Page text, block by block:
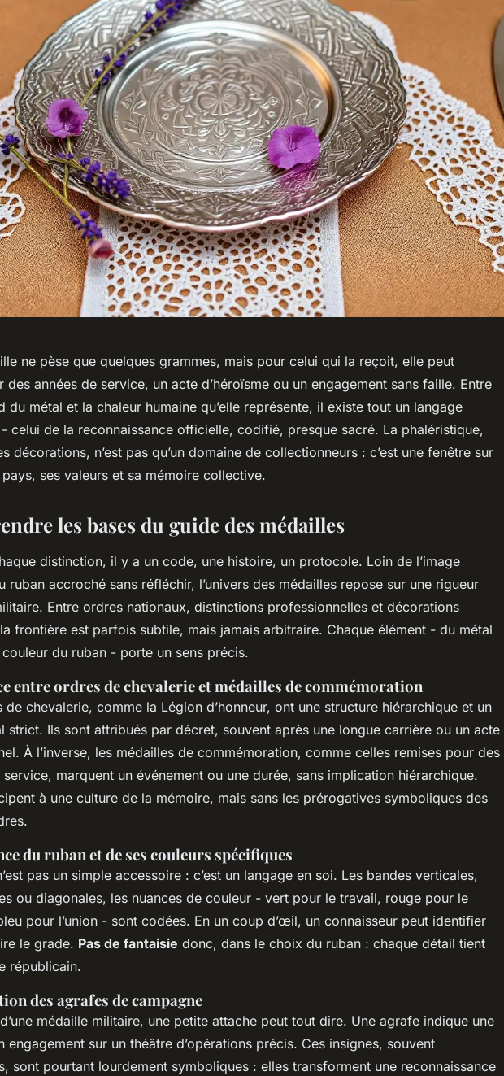
ne pèse que quelques grammes, mais pour celui qui la reçoit, elle peut
des années de service, un acte d’héroïsme ou un engagement sans faille. Entre
du métal et la chaleur humaine qu’elle représente, il existe tout un langage
celui de la reconnaissance officielle, codifié, presque sacré. La phaléristique,
décorations, n’est pas qu’un domaine de collectionneurs : c’est une fenêtre sur
pays, ses valeurs et sa mémoire collective.
les bases du guide des médailles
distinction, il y a un code, une histoire, un protocole. Loin de l’image
ruban accroché sans réfléchir, l’univers des médailles repose sur une rigueur
Entre ordres nationaux, distinctions professionnelles et décorations
frontière est parfois subtile, mais jamais arbitraire. Chaque élément - du métal
du ruban - porte un sens précis.
entre ordres de chevalerie et médailles de commémoration
de chevalerie, comme la Légion d’honneur, ont une structure hiérarchique et un
strict. Ils sont attribués par décret, souvent après une longue carrière ou un acte
À l’inverse, les médailles de commémoration, comme celles remises pour des
service, marquent un événement ou une durée, sans implication hiérarchique.
à une culture de la mémoire, mais sans les prérogatives symboliques des
du ruban et de ses couleurs spécifiques
pas un simple accessoire : c’est un langage en soi. Les bandes verticales,
ou diagonales, les nuances de couleur - vert pour le travail, rouge pour le
pour l’union - sont codées. En un coup d’œil, un connaisseur peut identifier
le grade. Pas de fantaisie donc, dans le choix du ruban : chaque détail tient
républicain.
des agrafes de campagne
médaille militaire, une petite attache peut tout dire. Une agrafe indique une
engagement sur un théâtre d’opérations précis. Ces insignes, souvent
sont pourtant lourdement symboliques : elles transforment une reconnaissance